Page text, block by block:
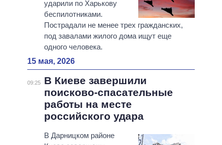
ударили по Харькову
беспилотниками.
Пострадали не менее трех гражданских,
под завалами жилого дома ищут еще
одного человека.
15 мая, 2026
09:25
В Киеве завершили
поисково-спасательные
работы на месте
российского удара
В Дарницком районе